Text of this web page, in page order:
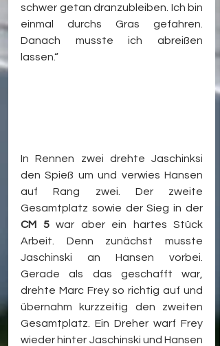
schwer getan dranzubleiben. Ich bin
einmal durchs Gras gefahren.
Danach musste ich abreißen
lassen.“
In Rennen zwei drehte Jaschinksi
den Spieß um und verwies Hansen
auf Rang zwei. Der zweite
CM 5 war aber ein hartes Stück
Arbeit. Denn zunächst musste
Jaschinski an Hansen vorbei.
Gerade als das geschafft war,
drehte Marc Frey so richtig auf und
übernahm kurzzeitig den zweiten
Gesamtplatz. Ein Dreher warf Frey
wieder hinter Jaschinski und Hansen